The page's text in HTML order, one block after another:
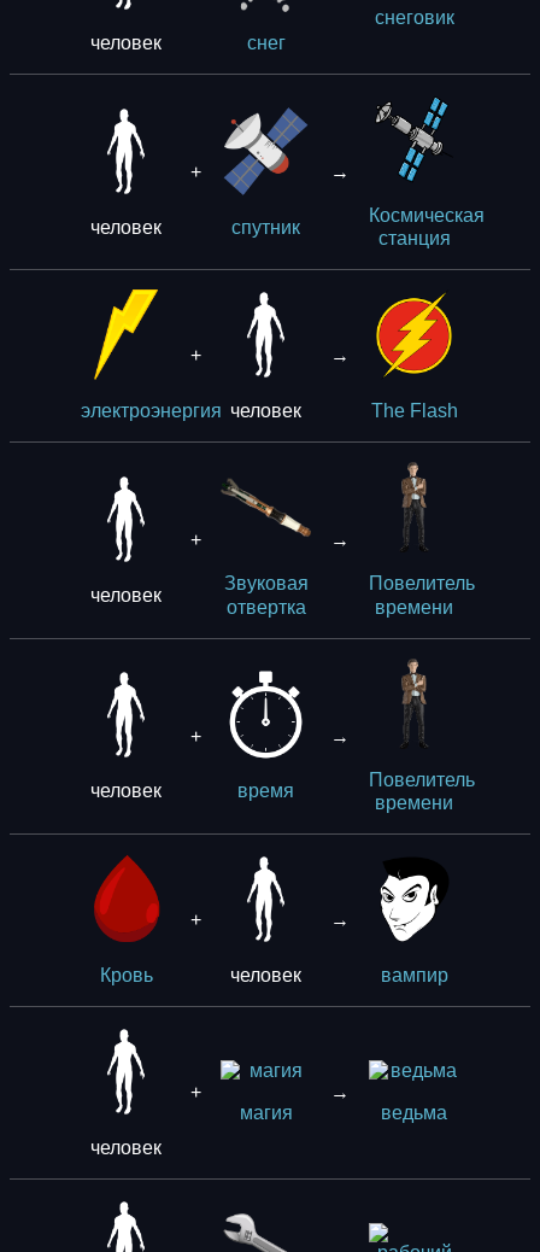
человек снег
снеговик
человек
+
спутник
→
Космическая
станция
электроэнергия
+
человек
→
The Flash
человек
+
Звуковая
отвертка
→
Повелитель
времени
человек
+
время
→
Повелитель
времени
Кровь
+
человек
→
вампир
человек
+
магия
→
ведьма